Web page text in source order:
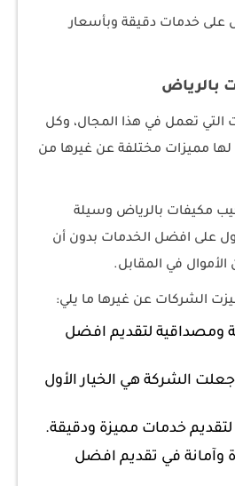
خدمات دقيقة وبأسعار
بالرياض
التي تعمل في هذا المجال، وكل
مميزات مختلفة عن غيرها من
مكيفات بالرياض وسيلة
على افضل الخدمات بدون أن
في المقابل.
الشركات عن غيرها ما يلي:
ومصداقية لتقديم افضل
جعلت الشركة هي الخيار الأول
خدمات مميزة ودقيقة.
وآمانة في تقديم افضل